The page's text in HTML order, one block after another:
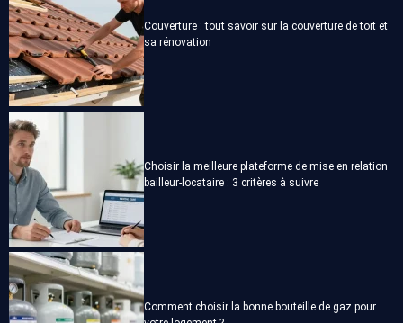
Couverture : tout savoir sur la couverture de toit et
sa rénovation
Choisir la meilleure plateforme de mise en relation
bailleur-locataire : 3 critères à suivre
Comment choisir la bonne bouteille de gaz pour